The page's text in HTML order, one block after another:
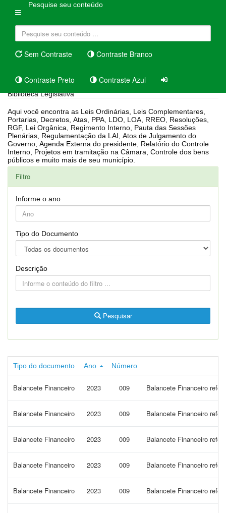
Pesquise seu conteúdo
Sem Contraste Contraste Branco
Contraste Preto Contraste Azul
Biblioteca Legislativa
Aqui você encontra as Leis Ordinárias, Leis Complementares,
Portarias, Decretos, Atas, PPA, LDO, LOA, RREO, Resoluções,
RGF, Lei Orgânica, Regimento Interno, Pauta das Sessões
Plenárias, Regulamentação da LAI, Atos de Julgamento do
Governo, Agenda Externa do presidente, Relatório do Controle
Interno, Projetos em tramitação na Câmara, Controle dos bens
públicos e muito mais de seu município.
Filtro
Informe o ano
Tipo do Documento
Descrição
Pesquisar
Tipo do documento Ano Número
Balancete Financeiro 2023 009 Balancete Financeiro
Balancete Financeiro 2023 009 Balancete Financeiro
Balancete Financeiro 2023 009 Balancete Financeiro
Balancete Financeiro 2023 009 Balancete Financeiro
Balancete Financeiro 2023 009 Balancete Financeiro